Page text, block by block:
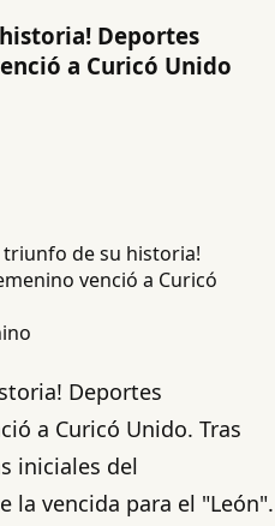
Deportes
a Curicó Unido
Deportes
a Curicó Unido. Tras
iniciales del
la vencida para el "León".